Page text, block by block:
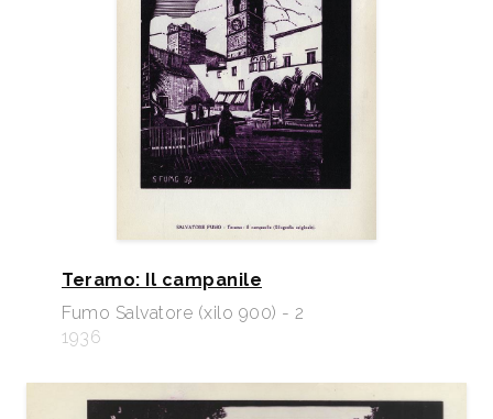
Teramo: Il campanile
Fumo Salvatore (xilo 900) - 2
1936